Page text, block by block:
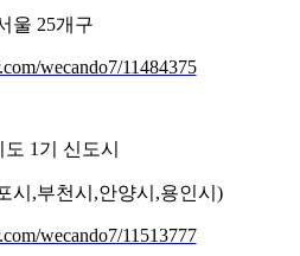
울 25개구
wecando7/11484375
도 1기 신도시
시,부천시,안양시,용인시)
wecando7/11513777